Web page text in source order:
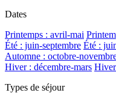
Dates
Printemps : avril-mai
Été : juin-septembre Été :
Automne : octobre-
Hiver : décembre-mars
Types de séjour